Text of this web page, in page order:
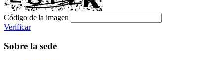
Código de la imagen
Verificar
Sobre la sede